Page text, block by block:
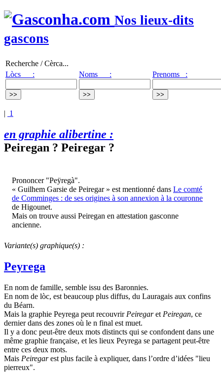
Nos lieux-dits
gascons
Recherche / Cèrca...
Lòcs :
Noms : Prenoms :
| 1
en graphie alibertine :
Peiregan ? Peiregar ?
Prononcer "Peÿregà".
« Guilhem Garsie de Peiregar » est mentionné dans Le comté
de Comminges : de ses origines à son annexion à la couronne
de Higounet.
Mais on trouve aussi Peiregan en attestation gasconne
ancienne.
Variante(s) graphique(s) :
Peyrega
En nom de famille, semble issu des Baronnies.
En nom de lòc, est beaucoup plus diffus, du Lauragais aux confins
du Béarn.
Mais la graphie Peyrega peut recouvrir Peiregaret Peiregan, ce
dernier dans des zones où le n final est muet.
Il y a donc peut-être deux mots distincts qui se confondent dans une
même graphie française, et les lieux Peyrega se partagent peut-être
entre ces deux mots.
Mais Peiregarest plus facile à expliquer, dans l’ordre d’idées "lieu
pierreux".